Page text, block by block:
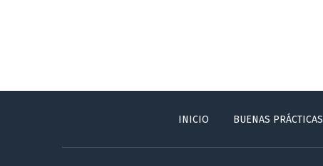
INICIO BUENAS PRÁCTICAS